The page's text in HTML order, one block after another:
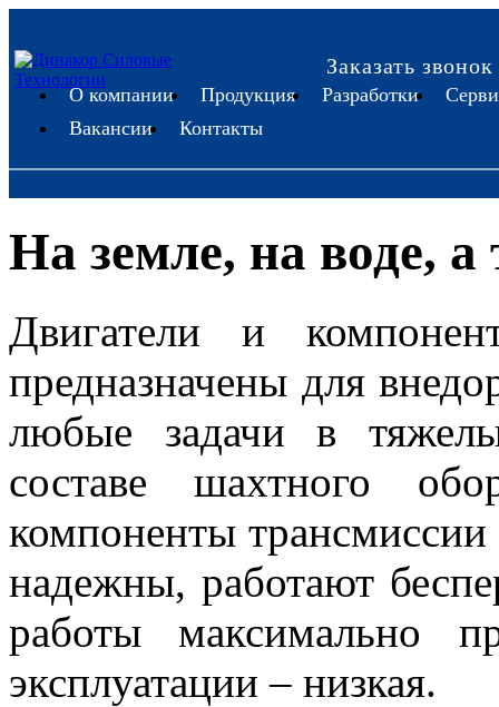
Заказать звонок
О компании Продукция Разработки
Вакансии
Контакты
На земле, на воде,
Двигатели и
предназначены для
любые задачи в
составе шахтного
компоненты
надежны, работают
работы максимально
эксплуатации – низкая.